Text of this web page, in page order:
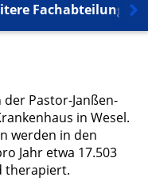
Fachabteilungen
Pastor-Janßen-
in Wesel.
werden in den
Jahr etwa 17.503
therapiert.